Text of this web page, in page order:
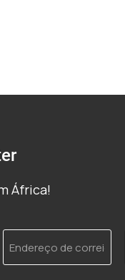
África!
Endereço
de
correio